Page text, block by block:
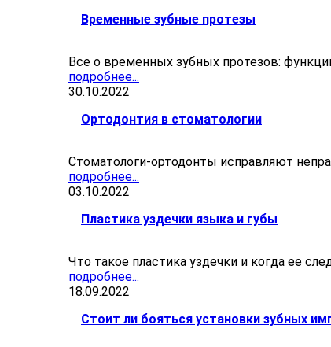
Временные зубные протезы
Все о временных зубных протезов:
подробнее...
30.10.2022
Ортодонтия в стоматологии
Стоматологи-ортодонты исправляют
подробнее...
03.10.2022
Пластика уздечки языка и губы
Что такое пластика уздечки и когда ее
подробнее...
18.09.2022
Стоит ли бояться установки зубных